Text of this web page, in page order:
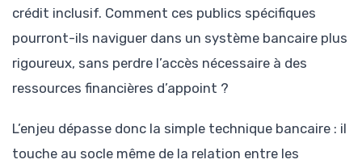
crédit inclusif. Comment ces publics spécifiques
pourront-ils naviguer dans un système bancaire plus
rigoureux, sans perdre l’accès nécessaire à des
ressources financières d’appoint ?
L’enjeu dépasse donc la simple technique bancaire : il
touche au socle même de la relation entre les